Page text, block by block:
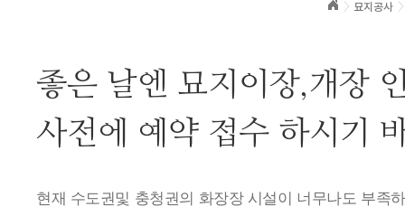
묘지공사
좋은 날엔 묘지이장,개장
사전에 예약 접수 하시기
현재 수도권및 충청권의 화장장 시설이 너무나도 부족